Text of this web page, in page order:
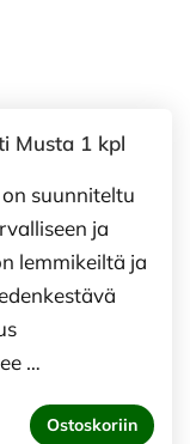
Musta 1 kpl
suunniteltu
ja
lemmikeiltä ja
…
Ostoskoriin